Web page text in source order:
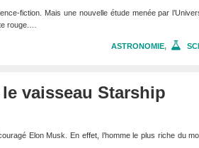
fiction. Mais une nouvelle étude menée par
rouge.…
ASTRONOMIE,
vaisseau Starship
Elon Musk. En effet, l’homme le plus riche du